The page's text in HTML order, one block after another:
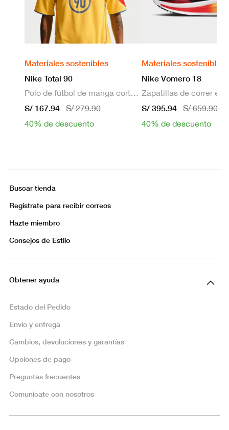
Materiales sostenibles
Nike Total 90
Polo de fútbol de manga corta Dri-FIT para hombre
S/ 167.94
S/ 279.90
40% de descuento
Materiales sostenibles
Nike Vomero 18
S/ 395.94
S/ 659.90
40% de descuento
Buscar tienda
Regístrate para recibir correos
Hazte miembro
Consejos de Estilo
Obtener ayuda
Estado del Pedido
Envío y entrega
Cambios, devoluciones y garantías
Opciones de pago
Preguntas frecuentes
Comunícate con nosotros